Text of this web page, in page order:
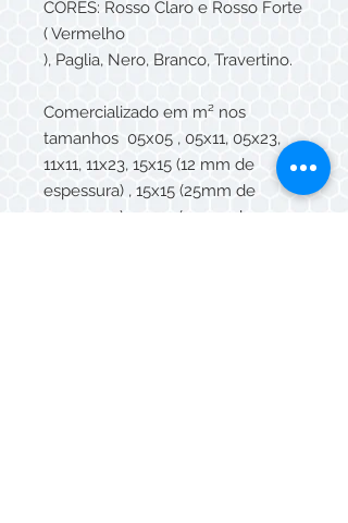
CORES: Rosso Claro e Rosso Forte
( Vermelho
), Paglia, Nero, Branco, Travertino.
Comercializado em m² nos
tamanhos 05x05 , 05x11, 05x23,
11x11, 11x23, 15x15 (12 mm de
espessura) , 15x15 (25mm de
espessura), 15x30 (12mm de